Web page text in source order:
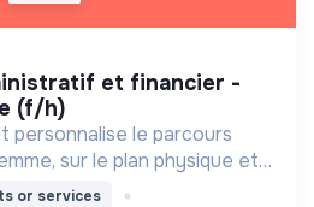
(f/h)
sur le plan physique et
or services